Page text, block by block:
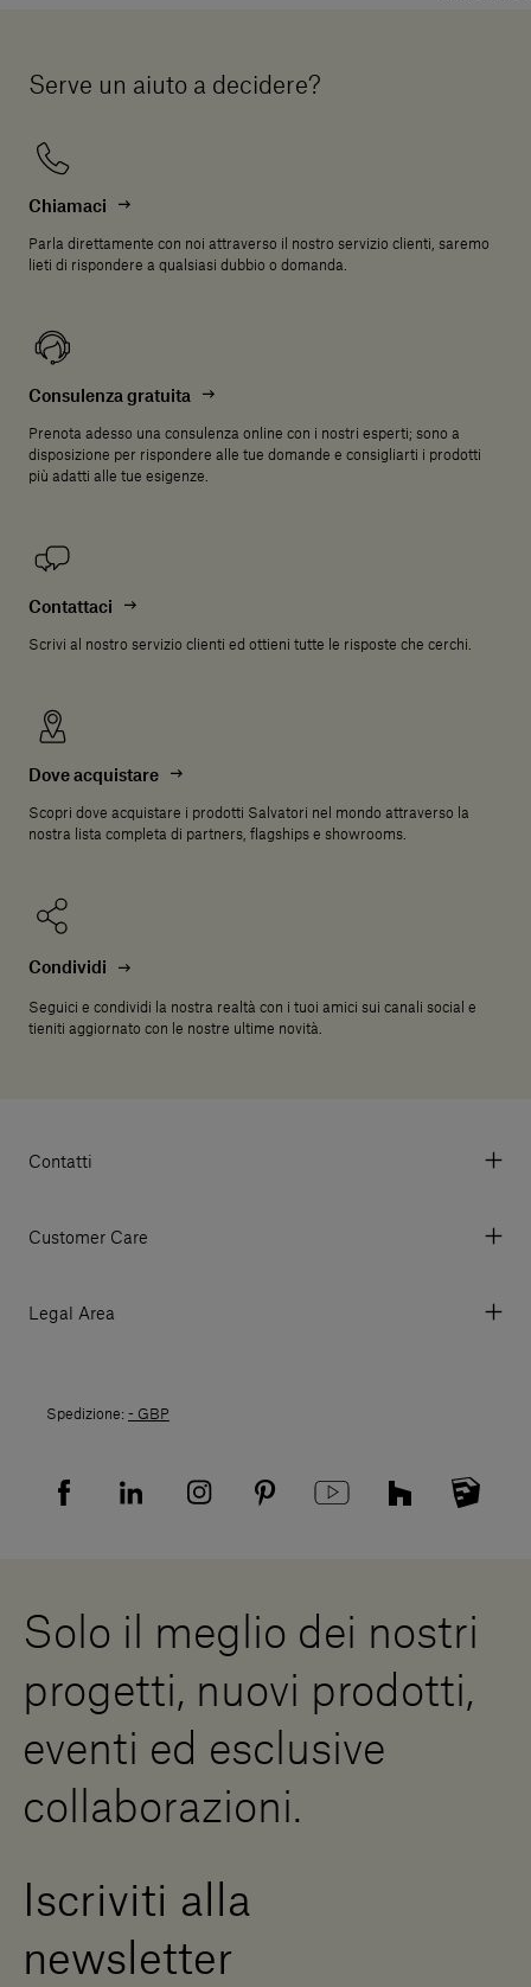
Serve un aiuto a decidere?
Chiamaci
Parla direttamente con noi attraverso il nostro servizio clienti, saremo
lieti di rispondere a qualsiasi dubbio o domanda.
Consulenza gratuita
Prenota adesso una consulenza online con i nostri esperti; sono a
disposizione per rispondere alle tue domande e consigliarti i prodotti
più adatti alle tue esigenze.
Contattaci
Scrivi al nostro servizio clienti ed ottieni tutte le risposte che cerchi.
Dove acquistare
Scopri dove acquistare i prodotti Salvatori nel mondo attraverso la
nostra lista completa di partners, flagships e showrooms.
Condividi
Seguici e condividi la nostra realtà con i tuoi amici sui canali social e
tieniti aggiornato con le nostre ultime novità.
Contatti
© 2026 Salvatori
Customer Care
I miei ordini
Resi
Mappa del sito
Diventa un rivenditore
Press Area
Legal Area
Politica di Reso
Informativa Privacy fornitori
Spedizione: - GBP
Solo il meglio dei nostri
progetti, nuovi prodotti,
eventi ed esclusive
collaborazioni.
Iscriviti alla
newsletter